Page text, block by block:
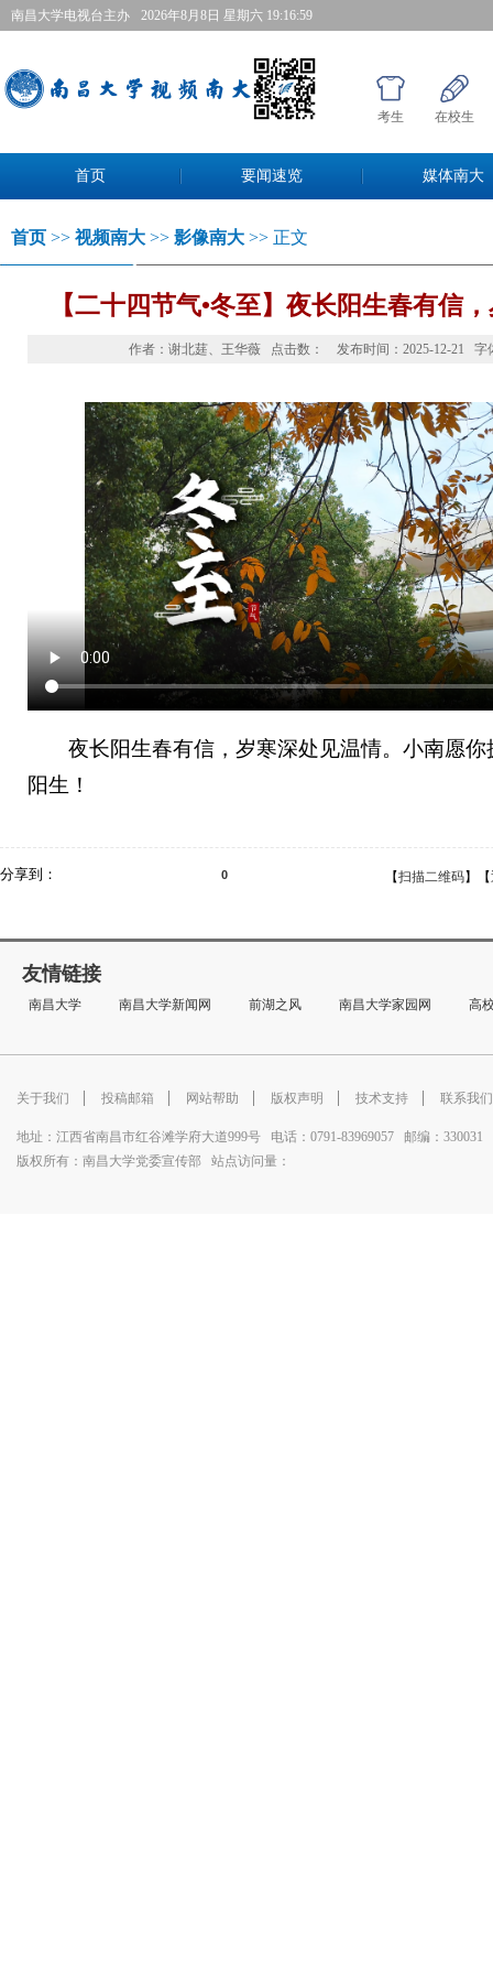
南昌大学电视台主办 2026年8月8日星期六 19:17:00
考生 在校生
首页 要闻速览 媒体南大
首页 >> 视频南大 >> 影像南大 >>正文
【二十四节气•冬至】夜长阳生春有信
作者：谢北莛、王华薇点击数： 发布时间：2025-12-21字
夜长阳生春有信，岁寒深处见温情。小南愿
阳生！
分享到： 0 【扫描二维码】【
友情链接
南昌大学 南昌大学新闻网 前湖之风 南昌大学家园网 高
关于我们 投稿邮箱 网站帮助 版权声明 技术支持 联系我们
地址：江西省南昌市红谷滩学府大道999号电话：0791-83969057 邮编：330031
版权所有：南昌大学党委宣传部站点访问量：